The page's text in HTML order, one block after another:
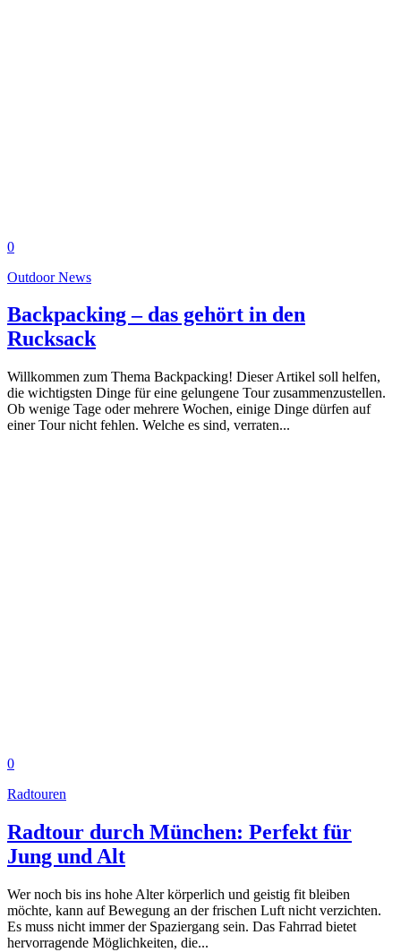
0
Outdoor News
Backpacking – das gehört in den
Rucksack
Willkommen zum Thema Backpacking! Dieser Artikel soll helfen,
die wichtigsten Dinge für eine gelungene Tour zusammenzustellen.
Ob wenige Tage oder mehrere Wochen, einige Dinge dürfen auf
einer Tour nicht fehlen. Welche es sind, verraten...
0
Radtouren
Radtour durch München: Perfekt für
Jung und Alt
Wer noch bis ins hohe Alter körperlich und geistig fit bleiben
möchte, kann auf Bewegung an der frischen Luft nicht verzichten.
Es muss nicht immer der Spaziergang sein. Das Fahrrad bietet
hervorragende Möglichkeiten, die...